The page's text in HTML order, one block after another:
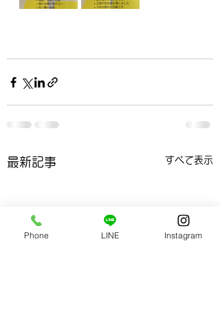
最新記事 すべて表示
Phone LINE Instagram